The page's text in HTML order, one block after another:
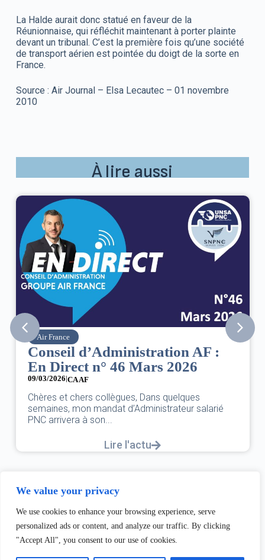
We value your privacy
We use cookies to enhance your browsing experience, serve
personalized ads or content, and analyze our traffic. By clicking
"Accept All", you consent to our use of cookies.
La Halde aurait donc statué en faveur de la
Réunionnaise, qui réfléchit maintenant à porter plainte
devant un tribunal. C’est la première fois qu’une société
de transport aérien est pointée du doigt de la sorte en
France.
Source : Air Journal – Elsa Lecautec – 01 novembre
2010
À lire aussi
Air France
Conseil d’Administration AF :
En Direct n° 46 Mars 2026
09/03/2026|CA AF
Chères et chers collègues, Dans quelques
semaines, mon mandat d’Administrateur salarié
PNC arrivera à son...
Lire l'actu